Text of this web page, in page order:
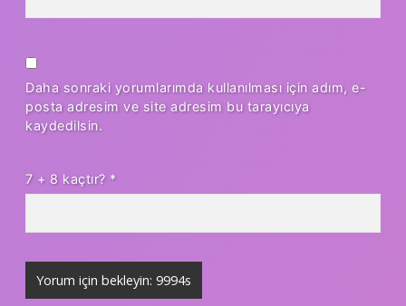
Daha sonraki yorumlarımda kullanılması için adım, e-
posta adresim ve site adresim bu tarayıcıya
kaydedilsin.
7 + 8 kaçtır? *